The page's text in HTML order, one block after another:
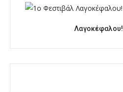
Λαγοκέφαλου!